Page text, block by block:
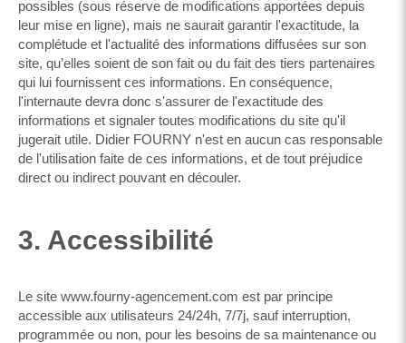
possibles (sous réserve de modifications apportées depuis
leur mise en ligne), mais ne saurait garantir l'exactitude, la
complétude et l'actualité des informations diffusées sur son
site, qu’elles soient de son fait ou du fait des tiers partenaires
qui lui fournissent ces informations. En conséquence,
l'internaute devra donc s'assurer de l'exactitude des
informations et signaler toutes modifications du site qu'il
jugerait utile. Didier FOURNY n'est en aucun cas responsable
de l'utilisation faite de ces informations, et de tout préjudice
direct ou indirect pouvant en découler.
3. Accessibilité
Le site www.fourny-agencement.com est par principe
accessible aux utilisateurs 24/24h, 7/7j, sauf interruption,
programmée ou non, pour les besoins de sa maintenance ou